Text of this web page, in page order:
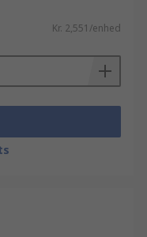
Kr. 2,551/enhed